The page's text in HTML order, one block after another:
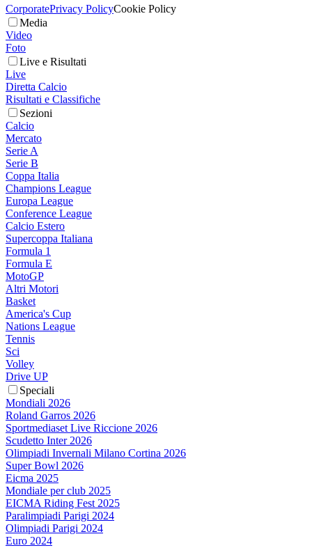
CorporatePrivacy PolicyCookie Policy
Media
Video
Foto
Live e Risultati
Live
Diretta Calcio
Risultati e Classifiche
Sezioni
Calcio
Mercato
Serie A
Serie B
Coppa Italia
Champions League
Europa League
Conference League
Calcio Estero
Supercoppa Italiana
Formula 1
Formula E
MotoGP
Altri Motori
Basket
America's Cup
Nations League
Tennis
Sci
Volley
Drive UP
Speciali
Mondiali 2026
Roland Garros 2026
Sportmediaset Live Riccione 2026
Scudetto Inter 2026
Olimpiadi Invernali Milano Cortina 2026
Super Bowl 2026
Eicma 2025
Mondiale per club 2025
EICMA Riding Fest 2025
Paralimpiadi Parigi 2024
Olimpiadi Parigi 2024
Euro 2024